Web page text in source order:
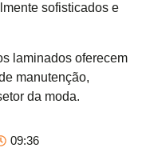
sofisticados e
laminados oferecem
manutenção,
da moda.
09:36